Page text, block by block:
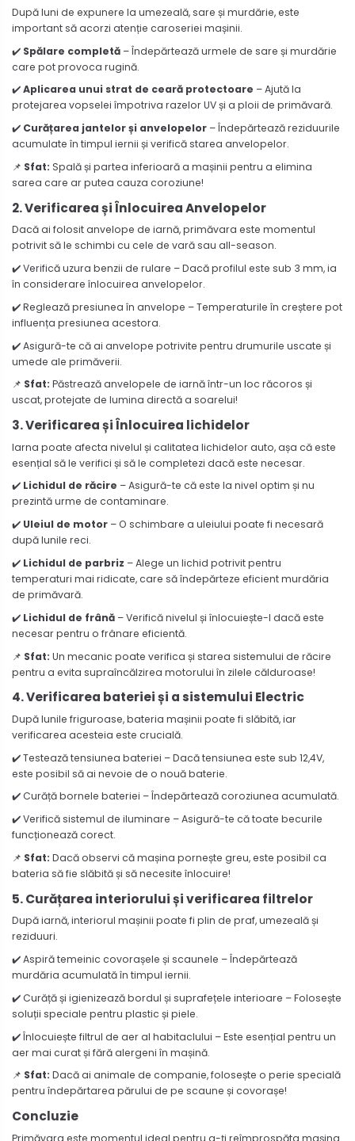
După luni de expunere la umezeală, sare și murdărie, este
important să acorzi atenție caroseriei mașinii.
✔️ Spălare completă – Îndepărtează urmele de sare și murdărie
care pot provoca rugină.
✔️Aplicarea unui strat de ceară protectoare – Ajută la
protejarea vopselei împotriva razelor UV și a ploii de primăvară.
✔️ Curățarea jantelor și anvelopelor – Îndepărtează reziduurile
acumulate în timpul iernii și verifică starea anvelopelor.
📌 Sfat: Spală și partea inferioară a mașinii pentru a elimina
sarea care ar putea cauza coroziune!
2. Verificarea și Înlocuirea Anvelopelor
Dacă ai folosit anvelope de iarnă, primăvara este momentul
potrivit să le schimbi cu cele de vară sau all-season.
✔️ Verifică uzura benzii de rulare – Dacă profilul este sub 3 mm, ia
în considerare înlocuirea anvelopelor.
✔️ Reglează presiunea în anvelope – Temperaturile în creștere pot
influența presiunea acestora.
✔️ Asigură-te că ai anvelope potrivite pentru drumurile uscate și
umede ale primăverii.
📌 Sfat: Păstrează anvelopele de iarnă într-un loc răcoros și
uscat, protejate de lumina directă a soarelui!
3. Verificarea și Înlocuirea lichidelor
Iarna poate afecta nivelul și calitatea lichidelor auto, așa că este
esențial să le verifici și să le completezi dacă este necesar.
✔️ Lichidul de răcire – Asigură-te că este la nivel optim și nu
prezintă urme de contaminare.
✔️ Uleiul de motor – O schimbare a uleiului poate fi necesară
după lunile reci.
✔️ Lichidul de parbriz – Alege un lichid potrivit pentru
temperaturi mai ridicate, care să îndepărteze eficient murdăria
de primăvară.
✔️ Lichidul de frână – Verifică nivelul și înlocuiește-l dacă este
necesar pentru o frânare eficientă.
📌 Sfat: Un mecanic poate verifica și starea sistemului de răcire
pentru a evita supraîncălzirea motorului în zilele călduroase!
4. Verificarea bateriei și a sistemului Electric
După lunile friguroase, bateria mașinii poate fi slăbită, iar
verificarea acesteia este crucială.
✔️ Testează tensiunea bateriei – Dacă tensiunea este sub 12,4V,
este posibil să ai nevoie de o nouă baterie.
✔️ Curăță bornele bateriei – Îndepărtează coroziunea acumulată.
✔️ Verifică sistemul de iluminare – Asigură-te că toate becurile
funcționează corect.
📌 Sfat: Dacă observi că mașina pornește greu, este posibil ca
bateria să fie slăbită și să necesite înlocuire!
5. Curățarea interiorului și verificarea filtrelor
După iarnă, interiorul mașinii poate fi plin de praf, umezeală și
reziduuri.
✔️ Aspiră temeinic covorașele și scaunele – Îndepărtează
murdăria acumulată în timpul iernii.
✔️ Curăță și igienizează bordul și suprafețele interioare – Folosește
soluții speciale pentru plastic și piele.
✔️ Înlocuiește filtrul de aer al habitaclului – Este esențial pentru un
aer mai curat și fără alergeni în mașină.
📌 Sfat: Dacă ai animale de companie, folosește o perie specială
pentru îndepărtarea părului de pe scaune și covorașe!
Concluzie
Primăvara este momentul ideal pentru a-ți reîmprospăta mașina